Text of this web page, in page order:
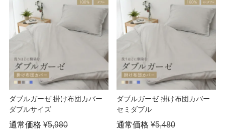
ダブルガーゼ 掛け布団カバー
ダブルサイズ
通常価格 ¥5,980
ダブルガーゼ 掛け布団カバー
セミダブル
通常価格 ¥5,480